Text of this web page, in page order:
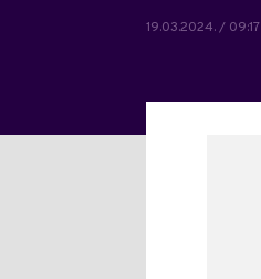
19.03.2024. / 09:17